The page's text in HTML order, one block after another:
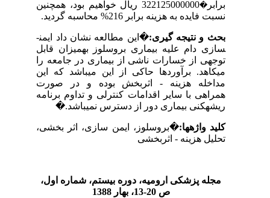
برابر�322125000000 ریال خواهیم بود، هم­چنین
نسبت فایده به هزینه برابر 216% محاسبه گردید.
بحث و نتیجه گیری:�این مطالعه نشان داد ایمن­
سازی دام علیه بیماری بروسلوز به­میزان قابل
توجهی از خسارات ناشی از بیماری در جامعه را
می­کاهد. برآوردها حاکی از این می­باشد که این
مداخله هزینه - اثربخش بوده و در صورت
همراهی با سایر اقدامات کنترلی و تداوم برنامه
ریشه­کنی بیماری دور از دسترس نمی­باشد.�
کلید واژه­ها:�بروسلوز، ایمن سازی، اثر بخشی،
تحلیل هزینه - اثربخشی
مجله پزشکی ارومیه، دوره بیستم، شماره‌ اول،
ص 20-13، بهار 1388